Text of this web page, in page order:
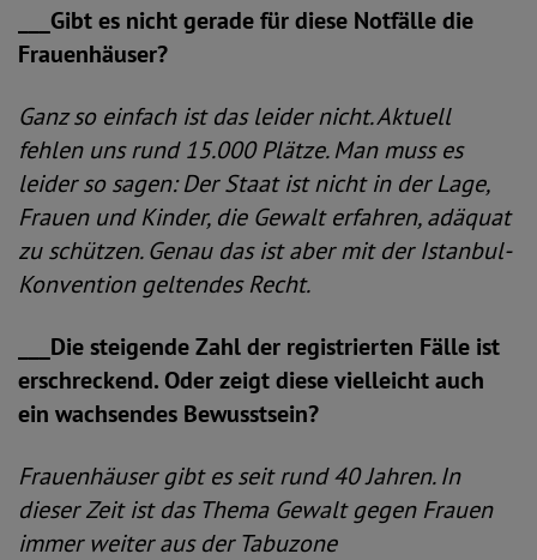
___Gibt es nicht gerade für diese Notfälle die
Frauenhäuser?
Ganz so einfach ist das leider nicht. Aktuell
fehlen uns rund 15.000 Plätze. Man muss es
leider so sagen: Der Staat ist nicht in der Lage,
Frauen und Kinder, die Gewalt erfahren, adäquat
zu schützen. Genau das ist aber mit der Istanbul-
Konvention geltendes Recht.
___Die steigende Zahl der registrierten Fälle ist
erschreckend. Oder zeigt diese vielleicht auch
ein wachsendes Bewusstsein?
Frauenhäuser gibt es seit rund 40 Jahren. In
dieser Zeit ist das Thema Gewalt gegen Frauen
immer weiter aus der Tabuzone